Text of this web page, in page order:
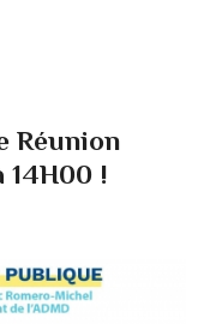
Réunion
14H00 !